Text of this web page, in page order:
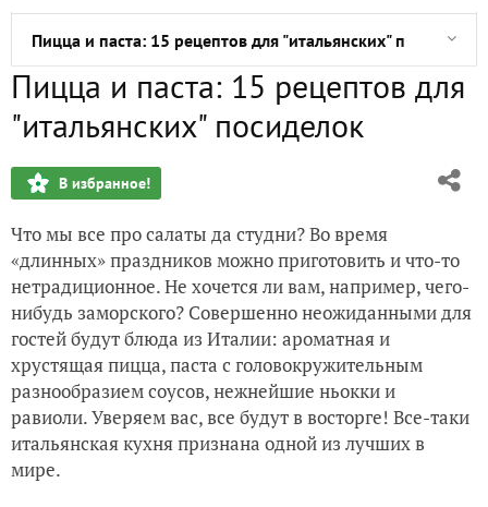
Пицца и паста: 15 рецептов для "итальянских" посиделок
Заливное: 12 рецептов с мясом, рыбой и овощами
Горячее из бананов: 10 экзотических блюд, которые
Устроим праздник: 10 рецептов выпечки с ягодами
Рассольник: рецепты любимого супа
Запеченные овощи: быстро, вкусно и полезно
Пицца и паста: 15 рецептов для
"итальянских" посиделок
В избранное!
Что мы все про салаты да студни? Во время
«длинных» праздников можно приготовить и что-то
нетрадиционное. Не хочется ли вам, например, чего-
нибудь заморского? Совершенно неожиданными для
гостей будут блюда из Италии: ароматная и
хрустящая пицца, паста с головокружительным
разнообразием соусов, нежнейшие ньокки и
равиоли. Уверяем вас, все будут в восторге! Все-таки
итальянская кухня признана одной из лучших в
мире.